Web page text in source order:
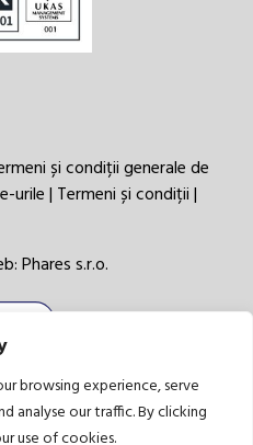
browsing experience, serve
analyse our traffic. By clicking
use of cookies.
și condiții generale de
urile| Termeni și condiții|
Phares s.r.o.